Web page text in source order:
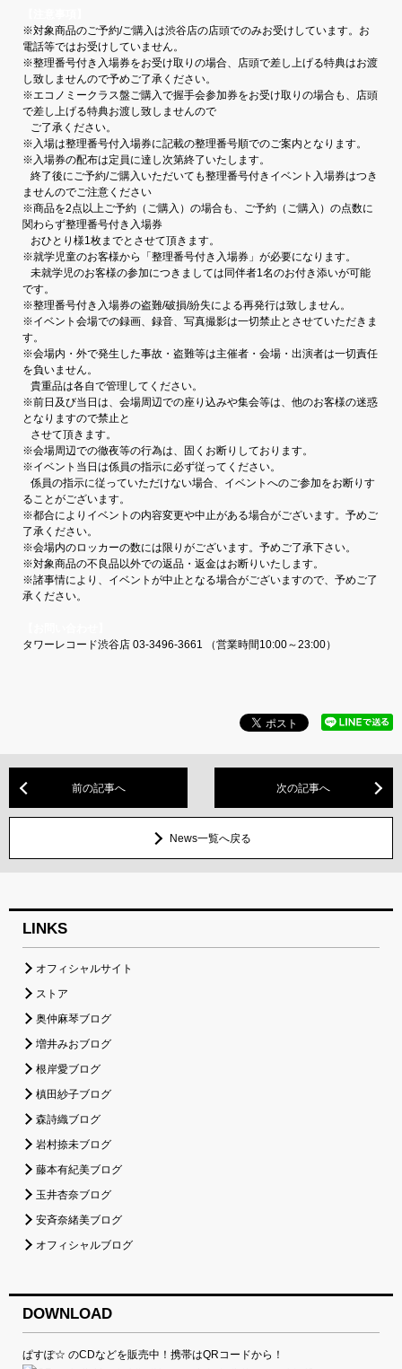
※対象商品のご予約/ご購入は渋谷店の店頭でのみお受けしています。お
電話等ではお受けしていません。
※整理番号付き入場券をお受け取りの場合、店頭で差し上げる特典はお渡
し致しませんので予めご了承ください。
※エコノミークラス盤ご購入で握手会参加券をお受け取りの場合も、店頭
で差し上げる特典お渡し致しませんので
ご了承ください。
※入場は整理番号付入場券に記載の整理番号順でのご案内となります。
※入場券の配布は定員に達し次第終了いたします。
終了後にご予約/ご購入いただいても整理番号付きイベント入場券はつき
ませんのでご注意ください
※商品を2点以上ご予約（ご購入）の場合も、ご予約（ご購入）の点数に
関わらず整理番号付き入場券
おひとり様1枚までとさせて頂きます。
※就学児童のお客様から「整理番号付き入場券」が必要になります。
未就学児のお客様の参加につきましては同伴者1名のお付き添いが可能
です。
※整理番号付き入場券の盗難/破損/紛失による再発行は致しません。
※イベント会場での録画、録音、写真撮影は一切禁止とさせていただきま
す。
※会場内・外で発生した事故・盗難等は主催者・会場・出演者は一切責任
を負いません。
貴重品は各自で管理してください。
※前日及び当日は、会場周辺での座り込みや集会等は、他のお客様の迷惑
となりますので禁止と
させて頂きます。
※会場周辺での徹夜等の行為は、固くお断りしております。
※イベント当日は係員の指示に必ず従ってください。
係員の指示に従っていただけない場合、イベントへのご参加をお断りす
ることがございます。
※都合によりイベントの内容変更や中止がある場合がございます。予めご
了承ください。
※会場内のロッカーの数には限りがございます。予めご了承下さい。
※対象商品の不良品以外での返品・返金はお断りいたします。
※諸事情により、イベントが中止となる場合がございますので、予めご了
承ください。
タワーレコード渋谷店 03-3496-3661 （営業時間10:00～23:00）
前の記事へ 次の記事へ
News一覧へ戻る
LINKS
オフィシャルサイト
ストア
奥仲麻琴ブログ
増井みおブログ
根岸愛ブログ
槙田紗子ブログ
森詩織ブログ
岩村捺未ブログ
藤本有紀美ブログ
玉井杏奈ブログ
安斉奈緒美ブログ
オフィシャルブログ
DOWNLOAD
ぱすぽ☆ のCDなどを販売中！携帯はQRコードから！